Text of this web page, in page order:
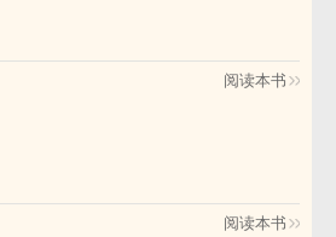
阅读本书
阅读本书